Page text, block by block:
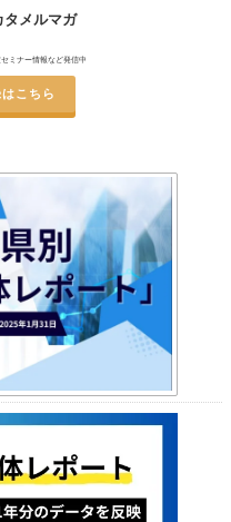
タメルマガ
ミナー情報など発信中
こちら